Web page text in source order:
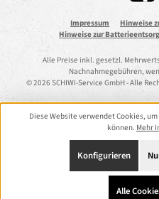
Impressum
Hinweise
Hinweise zur
Alle Preise inkl. gesetzl.
Nachnahmegebühren,
© 2026 SCHIWI-Service GmbH - Alle
Diese Website verwendet Cookies,
können. Mehr
Konfigurieren
Alle